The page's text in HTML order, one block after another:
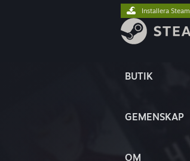
BUTIK
GEMENSKAP
OM
Installera Steam